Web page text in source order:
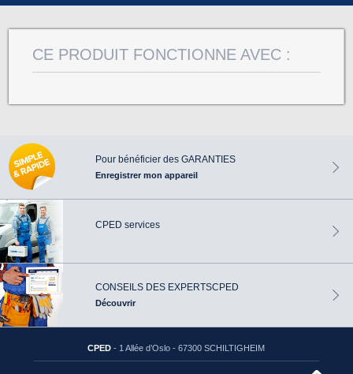
CE PRODUIT FONCTIONNE AVEC :
Pour bénéficier des GARANTIES
Enregistrer mon appareil
CPED services
CONSEILS DES EXPERTSCPED
Découvrir
CPED - 1 Allée d’Oslo - 67300 SCHILTIGHEIM